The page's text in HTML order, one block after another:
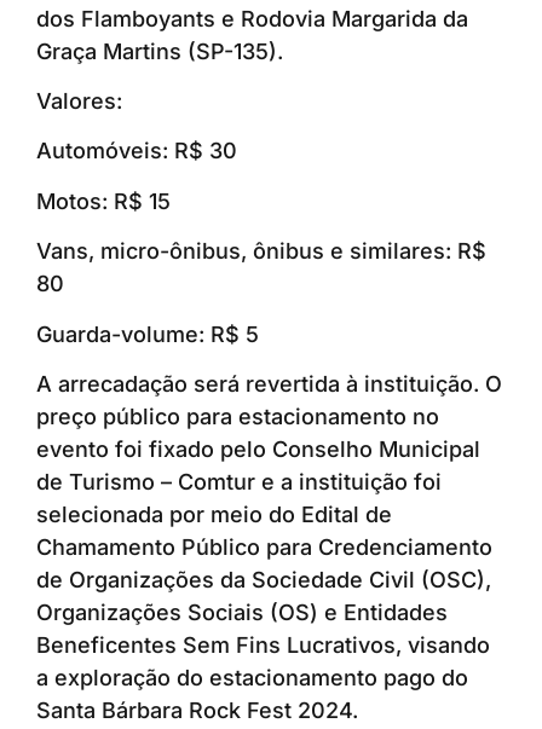
dos Flamboyants e Rodovia Margarida da
Graça Martins (SP-135).
Valores:
Automóveis: R$ 30
Motos: R$ 15
Vans, micro-ônibus, ônibus e similares: R$
80
Guarda-volume: R$ 5
A arrecadação será revertida à instituição. O
preço público para estacionamento no
evento foi fixado pelo Conselho Municipal
de Turismo – Comtur e a instituição foi
selecionada por meio do Edital de
Chamamento Público para Credenciamento
de Organizações da Sociedade Civil (OSC),
Organizações Sociais (OS) e Entidades
Beneficentes Sem Fins Lucrativos, visando
a exploração do estacionamento pago do
Santa Bárbara Rock Fest 2024.